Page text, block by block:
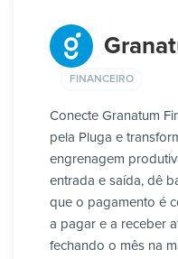
FINANCEIRO
Conecte Granatum
pela Pluga e
engrenagem
entrada e saída, dê
que o pagamento é
a pagar e a receber
fechando o mês na